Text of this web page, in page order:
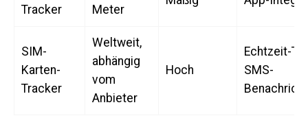
Tracker
Meter
SIM-
Karten-
Tracker
Weltweit,
abhängig
vom
Anbieter
Hoch
Echtzeit-
SMS-